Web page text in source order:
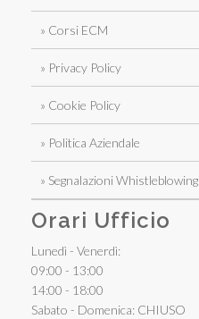
» Corsi ECM
» Privacy Policy
» Cookie Policy
» Politica Aziendale
» Segnalazioni Whistleblowing
Orari Ufficio
Lunedì - Venerdì:
09:00 - 13:00
14:00 - 18:00
Sabato - Domenica: CHIUSO